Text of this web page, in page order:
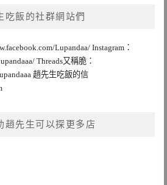
吃飯的社群網站們
Lupandaa/ Instagram：
Threads又稱脆：
趙先生吃飯的信
趙先生可以探更多店